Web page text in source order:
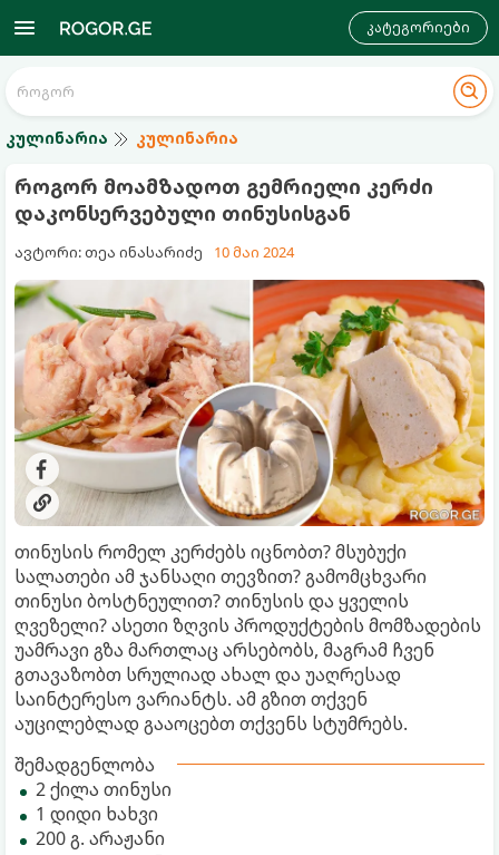
კატეგორიები
კულინარია კულინარია
როგორ მოამზადოთ გემრიელი კერძი
დაკონსერვებული თინუსისგან
ავტორი: თეა ინასარიძე 10 მაი 2024
თინუსის რომელ კერძებს იცნობთ? მსუბუქი
სალათები ამ ჯანსაღი თევზით? გამომცხვარი
თინუსი ბოსტნეულით? თინუსის და ყველის
ღვეზელი? ასეთი ზღვის პროდუქტების მომზადების
უამრავი გზა მართლაც არსებობს, მაგრამ ჩვენ
გთავაზობთ სრულიად ახალ და უაღრესად
საინტერესო ვარიანტს. ამ გზით თქვენ
აუცილებლად გააოცებთ თქვენს სტუმრებს.
შემადგენლობა
2 ქილა თინუსი
1 დიდი ხახვი
200 გ. არაჟანი